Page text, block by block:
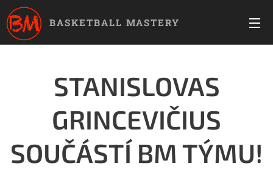
BASKETBALL MASTERY
STANISLOVAS
GRINCEVIČIUS
SOUČÁSTÍ BM TÝMU!